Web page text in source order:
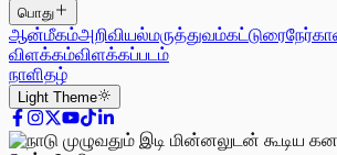
பொது
ஆன்மீகம்அறிவியல்மருத்துவம்கட்டுரை
விளக்கம்விளக்கப்படம்
நாளிதழ்
Light Theme